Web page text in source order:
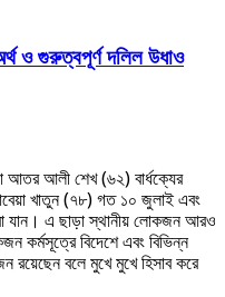
ও গুরুত্বপূর্ণ দলিল উধাও
আতর আলী শেখ (৬২) বার্ধক্যের
খাতুন (৭৮) গত ১০ জুলাই এবং
যান। এ ছাড়া স্থানীয় লোকজন আরও
কর্মসূত্রে বিদেশে এবং বিভিন্ন
বলে মুখে মুখে হিসাব করে